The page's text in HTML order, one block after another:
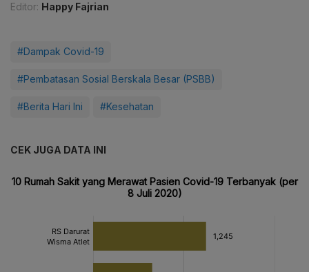
Editor: Happy Fajrian
#Dampak Covid-19
#Pembatasan Sosial Berskala Besar (PSBB)
#Berita Hari Ini #Kesehatan
CEK JUGA DATA INI